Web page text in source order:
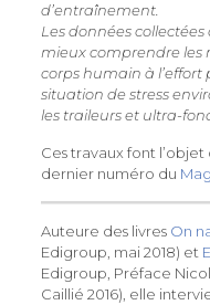
d’entraînement.
Les données
mieux comprendre les
corps humain à
situation de stress
les traileurs et ultra-
Ces travaux font
dernier numéro du
Auteure des livres On
Edigroup, mai 2018) et
Edigroup, Préface
Caillié 2016), elle